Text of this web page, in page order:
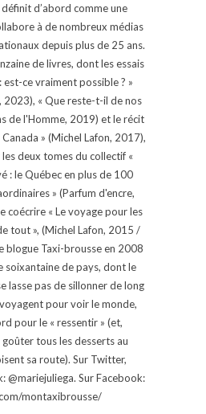
définit d’abord comme une
à de nombreux médias
depuis plus de 25 ans.
de livres, dont les essais
est-ce vraiment possible ? »
2023), « Que reste-t-il de nos
de l'Homme, 2019) et le récit
» (Michel Lafon, 2017),
deux tomes du collectif «
: le Québec en plus de 100
» (Parfum d'encre,
coécrire « Le voyage pour les
tout », (Michel Lafon, 2015 /
blogue Taxi-brousse en 2008
soixantaine de pays, dont le
lasse pas de sillonner de long
pour voir le monde,
pour le « ressentir » (et,
tous les desserts au
sa route). Sur Twitter,
@mariejuliega. Sur Facebook:
montaxibrousse/